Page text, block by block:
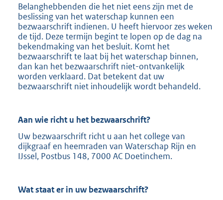
Belanghebbenden die het niet eens zijn met de
beslissing van het waterschap kunnen een
bezwaarschrift indienen. U heeft hiervoor zes weken
de tijd. Deze termijn begint te lopen op de dag na
bekendmaking van het besluit. Komt het
bezwaarschrift te laat bij het waterschap binnen,
dan kan het bezwaarschrift niet-ontvankelijk
worden verklaard. Dat betekent dat uw
bezwaarschrift niet inhoudelijk wordt behandeld.
Aan wie richt u het bezwaarschrift?
Uw bezwaarschrift richt u aan het college van
dijkgraaf en heemraden van Waterschap Rijn en
IJssel, Postbus 148, 7000 AC Doetinchem.
Wat staat er in uw bezwaarschrift?